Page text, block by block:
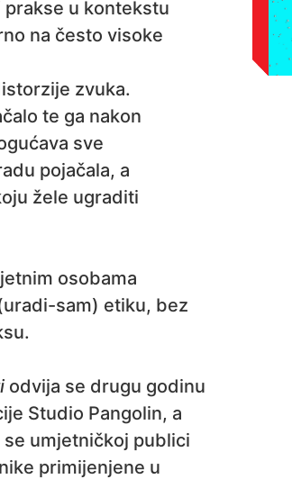
prakse u kontekstu
na često visoke
zvuka.
te ga nakon
sve
pojačala, a
žele ugraditi
osobama
sam) etiku, bez
odvija se drugu godinu
Studio Pangolin, a
umjetničkoj publici
primijenjene u